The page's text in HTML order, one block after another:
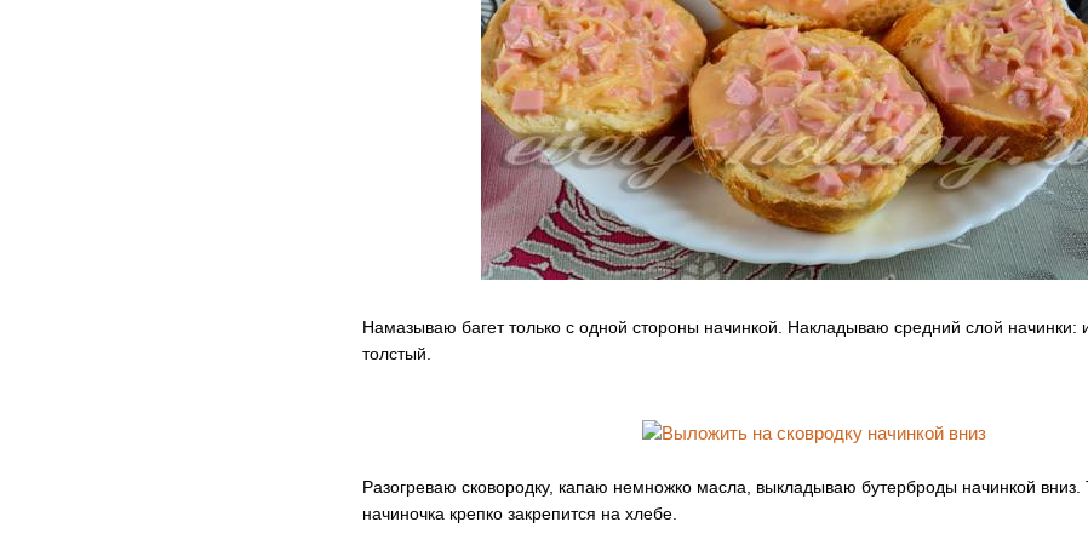
Намазываю багет только с одной стороны начинкой. Накладываю средний слой начинки:
толстый.
Разогреваю сковородку, капаю немножко масла, выкладываю бутерброды начинкой вниз.
начиночка крепко закрепится на хлебе.